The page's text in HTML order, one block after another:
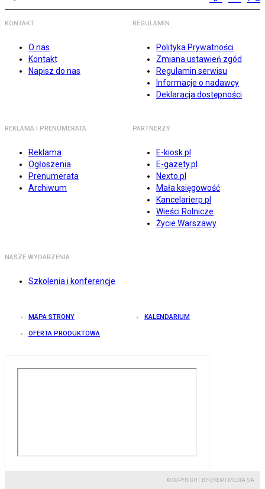
KONTAKT
O nas
Kontakt
Napisz do nas
REGULAMIN
Polityka Prywatności
Zmiana ustawień zgód
Regulamin serwisu
Informacje o nadawcy
Deklaracja dostępności
REKLAMA I PRENUMERATA
Reklama
Ogłoszenia
Prenumerata
Archiwum
PARTNERZY
E-kiosk.pl
E-gazety.pl
Nexto.pl
Mała księgowość
Kancelarierp.pl
Wieści Rolnicze
Życie Warszawy
NASZE WYDARZENIA
Szkolenia i konferencje
MAPA STRONY KALENDARIUM
OFERTA PRODUKTOWA
© COPYRIGHT BY GREMI MEDIA SA